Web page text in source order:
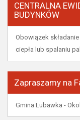
CENTRALNA
BUDYNKÓW
Obowiązek
ciepła lub spalaniu
Zapraszamy na
Gmina Lubawka -